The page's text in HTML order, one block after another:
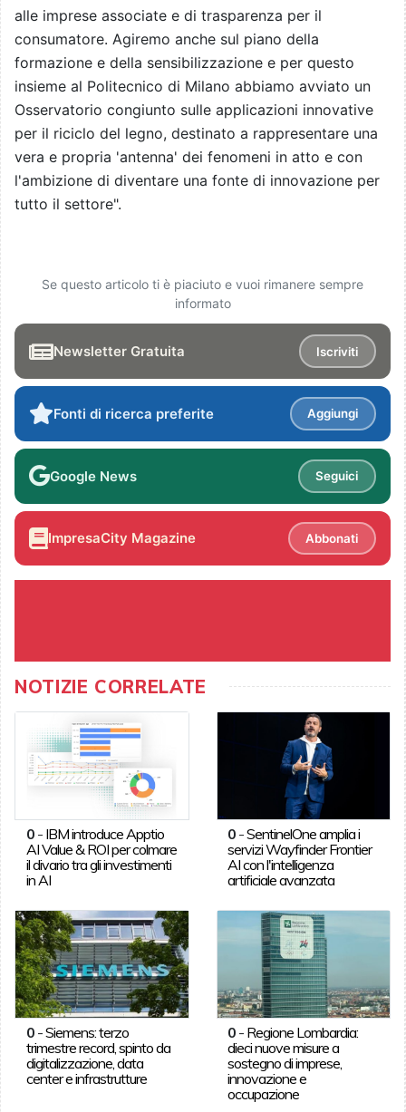
alle imprese associate e di trasparenza per il
consumatore. Agiremo anche sul piano della
formazione e della sensibilizzazione e per questo
insieme al Politecnico di Milano abbiamo avviato un
Osservatorio congiunto sulle applicazioni innovative
per il riciclo del legno, destinato a rappresentare una
vera e propria 'antenna' dei fenomeni in atto e con
l'ambizione di diventare una fonte di innovazione per
tutto il settore".
Se questo articolo ti è piaciuto e vuoi rimanere sempre
informato
Newsletter Gratuita Iscriviti
Fonti di ricerca preferite Aggiungi
Google News Seguici
ImpresaCity Magazine Abbonati
NOTIZIE CORRELATE
0- IBM introduce Apptio
AI Value & ROI per colmare
il divario tra gli investimenti
in AI
0 -SentinelOne amplia i
servizi Wayfinder Frontier
AI con l'intelligenza
artificiale avanzata
0-Siemens: terzo
trimestre record, spinto da
digitalizzazione, data
center e infrastrutture
0 - Regione Lombardia:
dieci nuove misure a
sostegno di imprese,
innovazione e
occupazione